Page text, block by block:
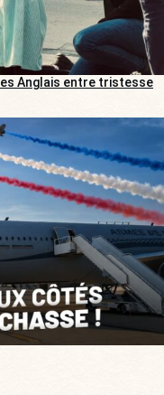
Anglais entre tristesse